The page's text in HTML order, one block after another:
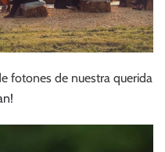
fotones de nuestra querida
!